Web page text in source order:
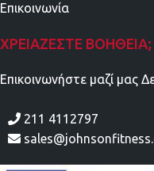
Επικοινωνία
ΧΡΕΙΆΖΕΣΤΕ ΒΟΉΘΕΙΑ;
Επικοινωνήστε μαζί μας
211 4112797